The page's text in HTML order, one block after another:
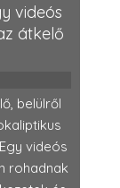
videós
átkelő
belülről
videós
rohadnak